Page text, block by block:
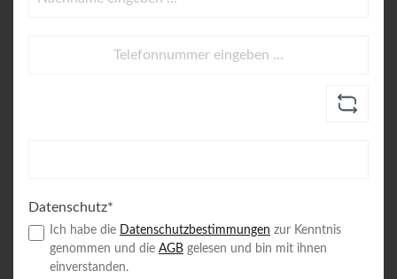
Datenschutz*
Ich habe die Datenschutzbestimmungen zur Kenntnis
genommen und die AGB gelesen und bin mit ihnen
einverstanden.